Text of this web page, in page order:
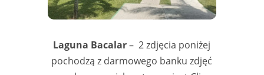
Laguna Bacalar– 2 zdjęcia poniżej
pochodzą z darmowego banku zdjęć